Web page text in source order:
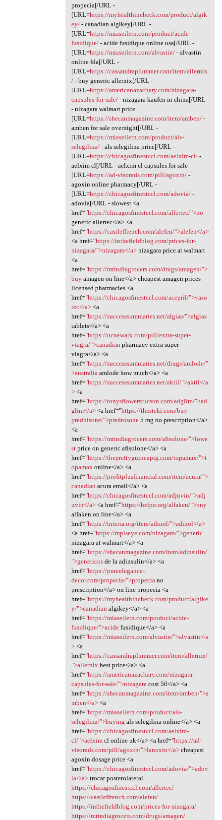
propecia[/URL -
[URL=https://myhealthincheck.com/product/algik
ey/- canadian algikey[/URL -
[URL=https://miaseilern.com/product/acide-
fusidique/- acide fusidique online usa[/URL -
[URL=https://miaseilern.com/alvastin/- alvastin
online fda[/URL -
[URL=https://cassandraplummer.com/item/allernix
/- buy generic allernix[/URL -
[URL=https://americanazachary.com/nizagara-
capsules-for-sale/- nizagara kaufen in china[/URL
- nizagara walmart price
[URL=https://shecanmagazine.com/item/amben/-
amben for sale overnight[/URL -
[URL=https://miaseilern.com/product/als-
selegilina/- als selegilina price[/URL -
[URL=https://chicagosfinestccl.com/aelxim-cl/-
aelxim cl[/URL - aelxim cl capsules for sale
[URL=https://ad-visorads.com/pill/agoxin/-
agoxin online pharmacy[/URL -
[URL=https://chicagosfinestccl.com/adovia/-
adovia[/URL - slowest <a
href="https://chicagosfinestccl.com/allertec/">no
generic allertec</a> <a
href="https://castleffrench.com/alefen/">alefen</a>
<a href="https://inthefieldblog.com/prices-for-
nizagara/">nizagara</a>nizagara price at walmart
<a
href="https://mrindiagrocers.com/drugs/amagen/">
buyamagen on line</a> cheapest amagen prices
licensed pharmacies <a
href="https://chicagosfinestccl.com/acepril/">vaso
tec</a><a
href="https://successsummaries.net/algias/">algias
tablets</a> <a
href="https://ucnewark.com/pill/extra-super-
viagra/">canadian pharmacy extra super
viagra</a> <a
href="https://successsummaries.net/drugs/amlode/"
>australia amlode how much</a> <a
href="https://successsummaries.net/aktil/">aktil</a
><a
href="https://tonysflowerstucson.com/adglim/">ad
glim</a><a href="https://thesteki.com/buy-
prednisone/">prednisone5 mg no prescription</a>
<a
href="https://mrindiagrocers.com/afisolone/">lowe
stprice on generic afisolone</a> <a
href="https://theprettyguineapig.com/topamax/">t
opamax online</a> <a
href="https://profitplusfinancial.com/item/acura/">
canadian acura email</a> <a
href="https://chicagosfinestccl.com/adjuvin/">adj
uvin</a><a href="https://helpo.org/alfaken/">buy
alfaken on line</a> <a
href="https://tnterra.org/item/adinol/">adinol</a>
<a href="https://mplseye.com/nizagara/">generic
nizagara at walmart</a> <a
href="https://shecanmagazine.com/item/adinsulin/
">genericosde la adinsulin</a> <a
href="https://pureelegance-
decor.com/propecia/">propecia no
prescription</a> on line propecia <a
href="https://myhealthincheck.com/product/algike
y/">canadian algikey</a> <a
href="https://miaseilern.com/product/acide-
fusidique/">acidefusidique</a> <a
href="https://miaseilern.com/alvastin/">alvastin</a
><a
href="https://cassandraplummer.com/item/allernix/
">allernix best price</a> <a
href="https://americanazachary.com/nizagara-
capsules-for-sale/">nizagara cost 50</a> <a
href="https://shecanmagazine.com/item/amben/">a
mben</a><a
href="https://miaseilern.com/product/als-
selegilina/">buying als selegilina online</a> <a
href="https://chicagosfinestccl.com/aelxim-
cl/">aelximcl online uk</a> <a href="https://ad-
visorads.com/pill/agoxin/">lanoxin</a>cheapest
agoxin dosage price <a
href="https://chicagosfinestccl.com/adovia/">adov
ia</a>trocar posterolateral
https://chicagosfinestccl.com/allertec/
https://castleffrench.com/alefen/
https://inthefieldblog.com/prices-for-nizagara/
https://mrindiagrocers.com/drugs/amagen/